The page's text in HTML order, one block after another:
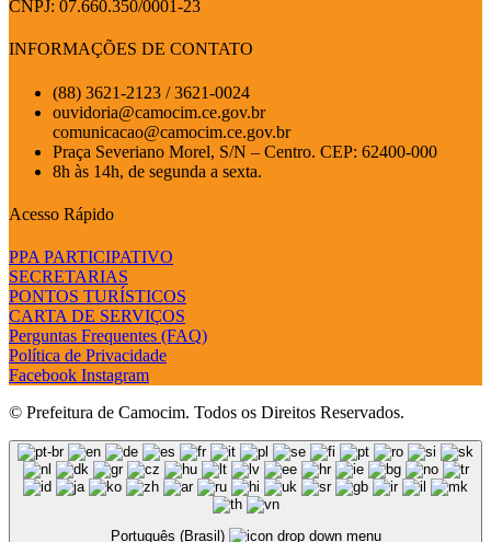
CNPJ: 07.660.350/0001-23
INFORMAÇÕES DE CONTATO
(88) 3621-2123 / 3621-0024
ouvidoria@camocim.ce.gov.br
comunicacao@camocim.ce.gov.br
Praça Severiano Morel, S/N – Centro. CEP: 62400-000
8h às 14h, de segunda a sexta.
Acesso Rápido
PPA PARTICIPATIVO
SECRETARIAS
PONTOS TURÍSTICOS
CARTA DE SERVIÇOS
Perguntas Frequentes (FAQ)
Política de Privacidade
Facebook Instagram
© Prefeitura de Camocim. Todos os Direitos Reservados.
Português (Brasil)